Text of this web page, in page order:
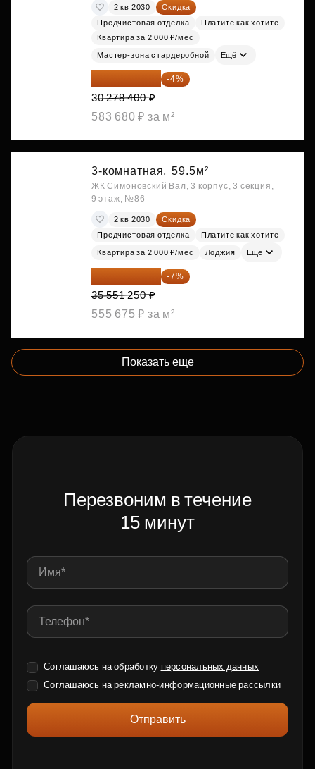
2 кв 2030
Скидка
Предчистовая отделка
Платите как хотите
Квартира за 2 000 ₽/мес
Мастер-зона с гардеробной Ещё
29 067 264 ₽ -4%
30 278 400 ₽
583 680 ₽ за м²
3-комнатная, 59.5м²
ЖК Симоновский Вал, 3 корпус, 3 секция,
9 этаж, №86
2 кв 2030
Скидка
Предчистовая отделка
Платите как хотите
Квартира за 2 000 ₽/мес Лоджия Ещё
33 062 663 ₽ -7%
35 551 250 ₽
555 675 ₽ за м²
Показать еще
Перезвоним в течение
15 минут
Соглашаюсь на обработку персональных данных
Соглашаюсь нарекламно-информационные рассылки
Отправить